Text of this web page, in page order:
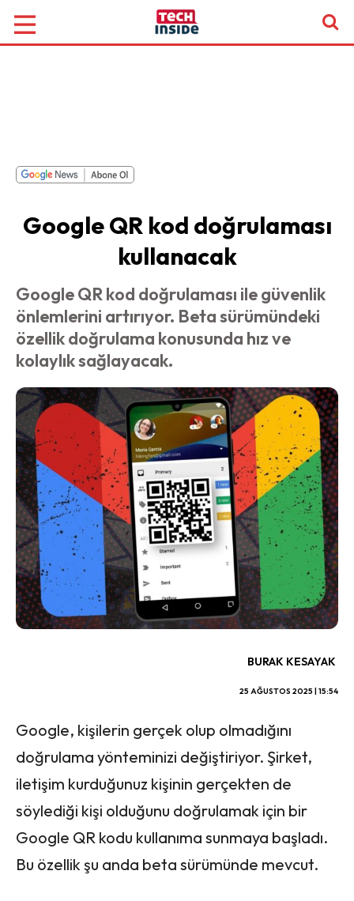
Google QR kod doğrulaması
kullanacak
Google QR kod doğrulaması ile güvenlik
önlemlerini artırıyor. Beta sürümündeki
özellik doğrulama konusunda hız ve
kolaylık sağlayacak.
BURAK KESAYAK
25 AĞUSTOS 2025 | 15:54
Google, kişilerin gerçek olup olmadığını
doğrulama yönteminizi değiştiriyor. Şirket,
iletişim kurduğunuz kişinin gerçekten de
söylediği kişi olduğunu doğrulamak için bir
Google QR kodu kullanıma sunmaya başladı.
Bu özellik şu anda beta sürümünde mevcut.